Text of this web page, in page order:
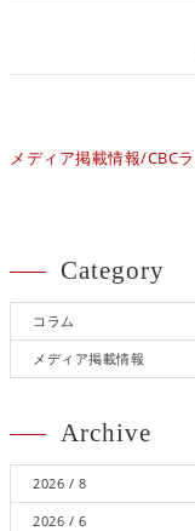
Category
コラム
メディア掲載情報
Archive
2026 / 8
2026 / 6